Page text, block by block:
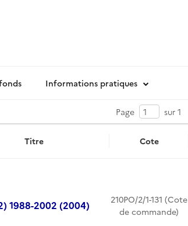
Informations pratiques
Page sur 1
Titre Cote
1988-2002 (2004)
210PO/2/1-131 (Cote
de commande)